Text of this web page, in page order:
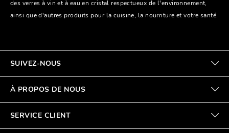
des verres à vin et à eau en cristal respectueux de l'environnement,
ainsi que d'autres produits pour la cuisine, la nourriture et votre santé.
SUIVEZ-NOUS
À PROPOS DE NOUS
SERVICE CLIENT